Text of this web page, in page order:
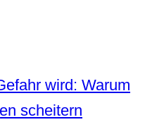
wird: Warum
scheitern